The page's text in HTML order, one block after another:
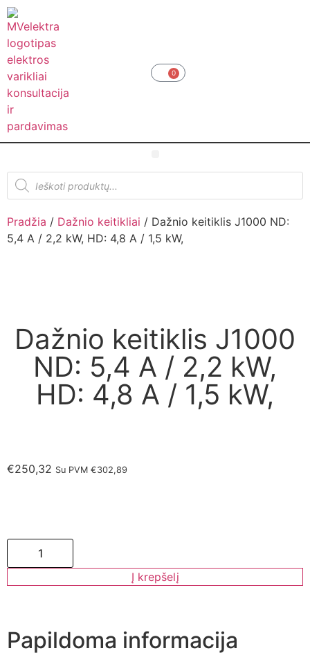
0
Pradžia / Dažnio keitikliai / Dažnio keitiklis J1000 ND:
5,4 A / 2,2 kW, HD: 4,8 A / 1,5 kW,
Dažnio keitiklis J1000
ND: 5,4 A / 2,2 kW,
HD: 4,8 A / 1,5 kW,
€250,32 Su PVM €302,89
Į krepšelį
Papildoma informacija